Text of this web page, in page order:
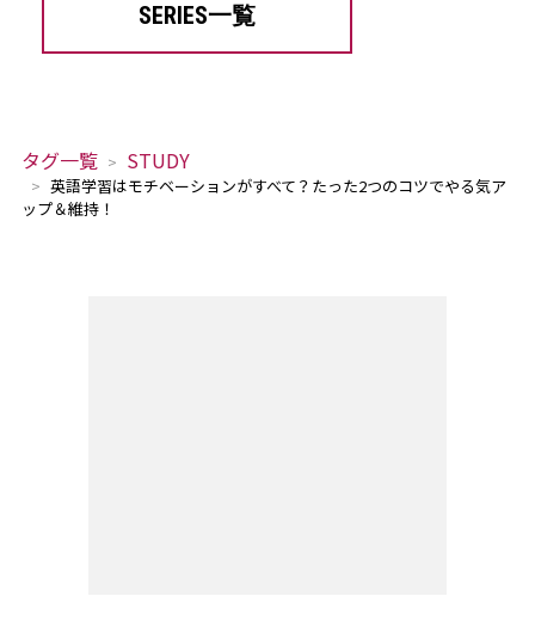
SERIES一覧
タグ一覧 STUDY
英語学習はモチベーションがすべて？たった2つのコツでやる気ア
ップ＆維持！